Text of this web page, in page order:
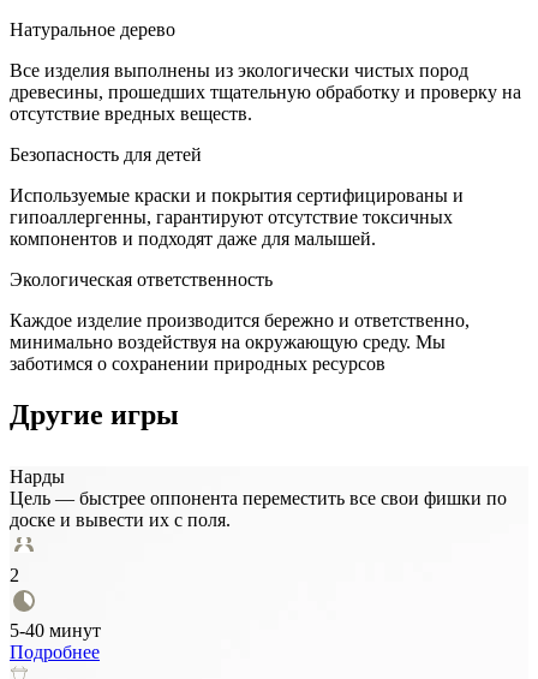
Натуральное дерево
Все изделия выполнены из экологически чистых пород
древесины, прошедших тщательную обработку и проверку на
отсутствие вредных веществ.
Безопасность для детей
Используемые краски и покрытия сертифицированы и
гипоаллергенны, гарантируют отсутствие токсичных
компонентов и подходят даже для малышей.
Экологическая ответственность
Каждое изделие производится бережно и ответственно,
минимально воздействуя на окружающую среду. Мы
заботимся о сохранении природных ресурсов
Другие игры
Нарды
Цель — быстрее оппонента переместить все свои фишки по
доске и вывести их с поля.
2
5-40 минут
Подробнее